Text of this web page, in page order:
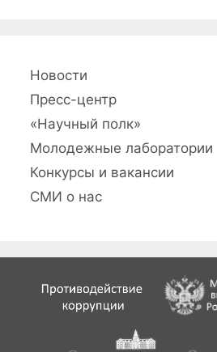
Новости
Пресс-центр
«Научный полк»
Молодежные лаборатории
Конкурсы и вакансии
СМИ о нас